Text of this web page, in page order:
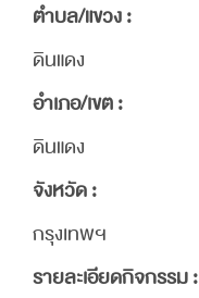
ตำบล/แขวง :
ดินแดง
อำเภอ/เขต :
ดินแดง
จังหวัด :
กรุงเทพฯ
รายละเอียดกิจกรรม :